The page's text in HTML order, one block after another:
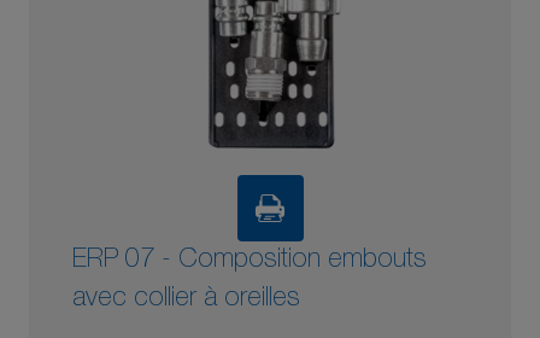
ERP 07 - Composition embouts
avec collier à oreilles